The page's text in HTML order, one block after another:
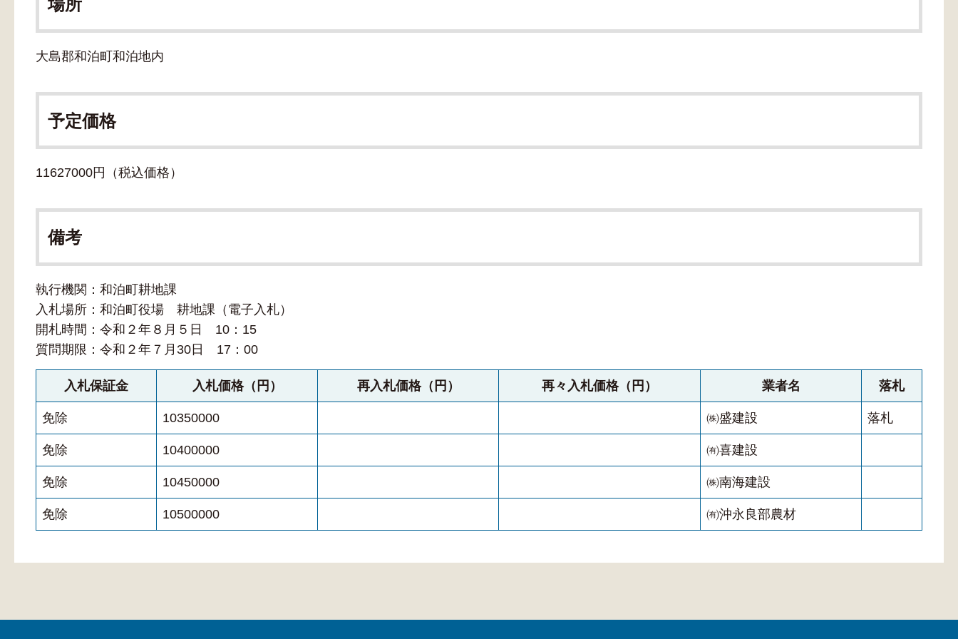
場所
大島郡和泊町和泊地内
予定価格
11627000円（税込価格）
備考
執行機関：和泊町耕地課
入札場所：和泊町役場 耕地課（電子入札）
開札時間：令和２年８月５日 10：15
質問期限：令和２年７月30日 17：00
入札保証金 入札価格（円） 再入札価格（円） 再々入札価格（円） 業者名 落札
免除 10350000 ㈱盛建設 落札
免除 10400000 ㈲喜建設
免除 10450000 ㈱南海建設
免除 10500000 ㈲沖永良部農材